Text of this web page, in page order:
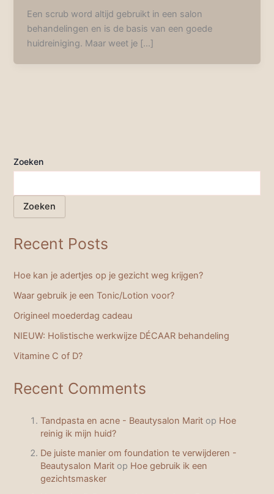
Een scrub word altijd gebruikt in een salon
behandelingen en is de basis van een goede
huidreiniging. Maar weet je […]
Zoeken
Zoeken
Recent Posts
Hoe kan je adertjes op je gezicht weg krijgen?
Waar gebruik je een Tonic/Lotion voor?
Origineel moederdag cadeau
NIEUW: Holistische werkwijze DÉCAAR behandeling
Vitamine C of D?
Recent Comments
Tandpasta en acne - Beautysalon Marit op Hoe
reinig ik mijn huid?
De juiste manier om foundation te verwijderen -
Beautysalon Marit op Hoe gebruik ik een
gezichtsmasker